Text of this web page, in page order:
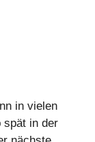
in vielen
spät in der